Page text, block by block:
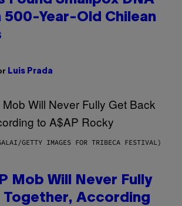
500-Year-Old Chilean
Luis Prada
GETTY IMAGES FOR TRIBECA FESTIVAL)
Mob Will Never Fully
Together, According